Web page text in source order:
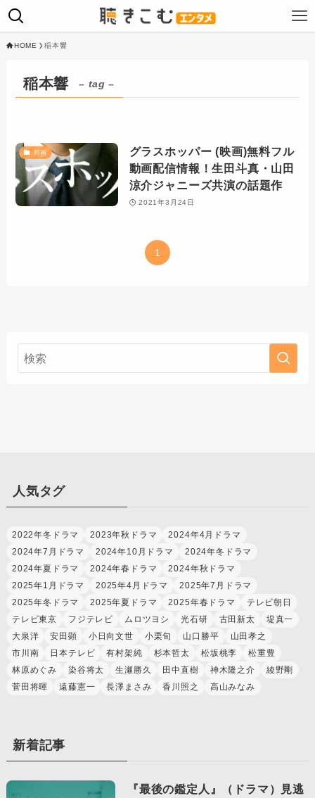
HOME 稲本響
稲本響 – tag –
邦画
グラスホッパー (映画)無料フル
動画配信情報！生田斗真・山田
涼介ジャニーズ共演の話題作
2021年3月24日
1
人気タグ
2022年冬ドラマ 2023年秋ドラマ
2024年4月ドラマ
2024年7月ドラマ
2024年10月ドラマ
2024年冬ドラマ
2024年夏ドラマ
2024年春ドラマ
2024年秋ドラマ
2025年1月ドラマ
2025年4月ドラマ
2025年7月ドラマ
2025年冬ドラマ
2025年夏ドラマ 2025年春ドラマ
テレビ朝日
テレビ東京
フジテレビ ムロツヨシ 光石研 古田新太
堤真一
大泉洋
安田顕 小日向文世 小栗旬 山口勝平
山田孝之
市川南
日本テレビ 有村架純 杉本哲太 松坂桃李
松重豊
林原めぐみ
染谷将太 生瀬勝久 田中直樹 神木隆之介
綾野剛
菅田将暉
遠藤憲一 長澤まさみ 香川照之 高山みなみ
新着記事
『最後の鑑定人』（ドラマ）見逃